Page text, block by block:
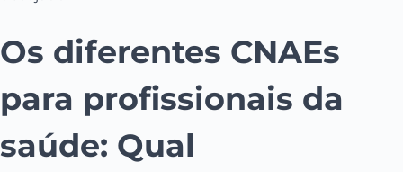
Os diferentes CNAEs
para profissionais da
saúde: Qual